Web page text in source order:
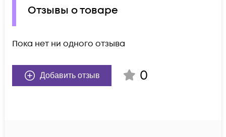
Отзывы о товаре
Пока нет ни одного отзыва
Добавить отзыв 0